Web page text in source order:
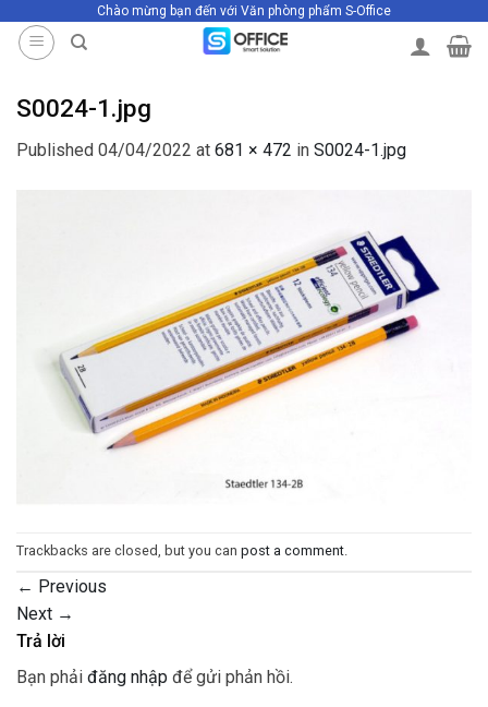
Chào mừng bạn đến với Văn phòng phẩm S-Office
S0024-1.jpg
Published 04/04/2022 at 681 × 472 in S0024-1.jpg
Trackbacks are closed, but you can post a comment.
← Previous
Next →
Trả lời
Bạn phải đăng nhập để gửi phản hồi.